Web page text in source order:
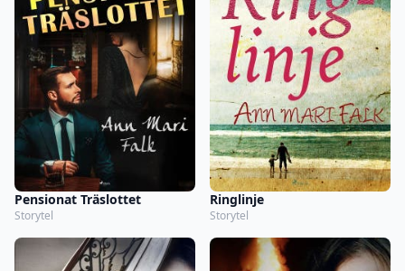
Pensionat Träslottet
Storytel
Ringlinje
Storytel